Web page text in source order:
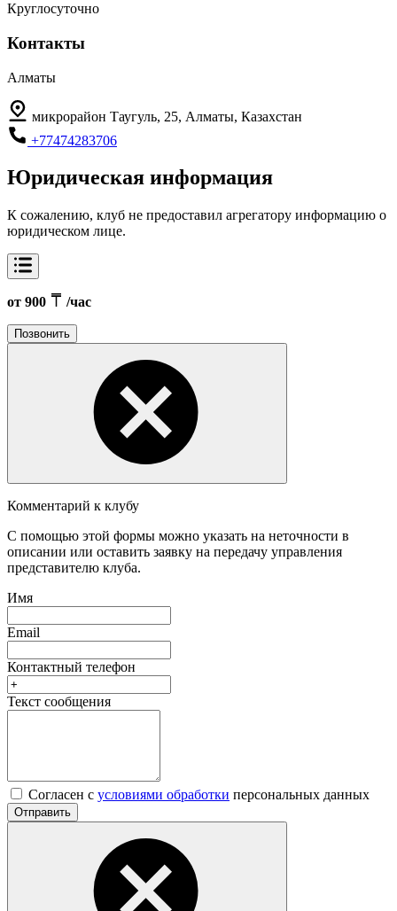
Круглосуточно
Контакты
Алматы
микрорайон Таугуль, 25, Алматы, Казахстан
+77474283706
Юридическая информация
К сожалению, клуб не предоставил агрегатору информацию о
юридическом лице.
от 900 /час
Позвонить
Комментарий к клубу
С помощью этой формы можно указать на неточности в
описании или оставить заявку на передачу управления
представителю клуба.
Имя
Email
Контактный телефон
Текст сообщения
Согласен с условиями обработки персональных данных
Отправить